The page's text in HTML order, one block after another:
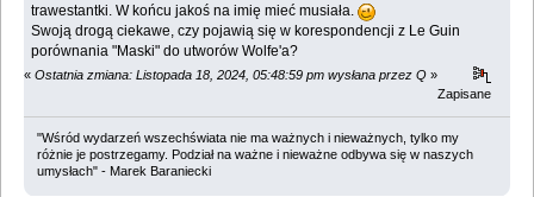
trawestantki. W końcu jakoś na imię mieć musiała.
Swoją drogą ciekawe, czy pojawią się w korespondencji z Le Guin
porównania "Maski" do utworów Wolfe'a?
« Ostatnia zmiana: Listopada 18, 2024, 05:48:59 pm wysłana przez Q »
Zapisane
"Wśród wydarzeń wszechświata nie ma ważnych i nieważnych, tylko my
różnie je postrzegamy. Podział na ważne i nieważne odbywa się w naszych
umysłach" - Marek Baraniecki